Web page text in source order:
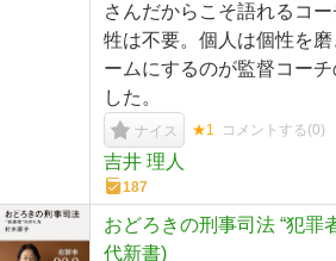
さんだからこそ語れるコ
牲は不要。個人は個性を
ームにするのが監督コー
した。
ナイス ★1 コメントする(0)
吉井 理人
187
おどろきの刑事司法 “犯罪
代新書)